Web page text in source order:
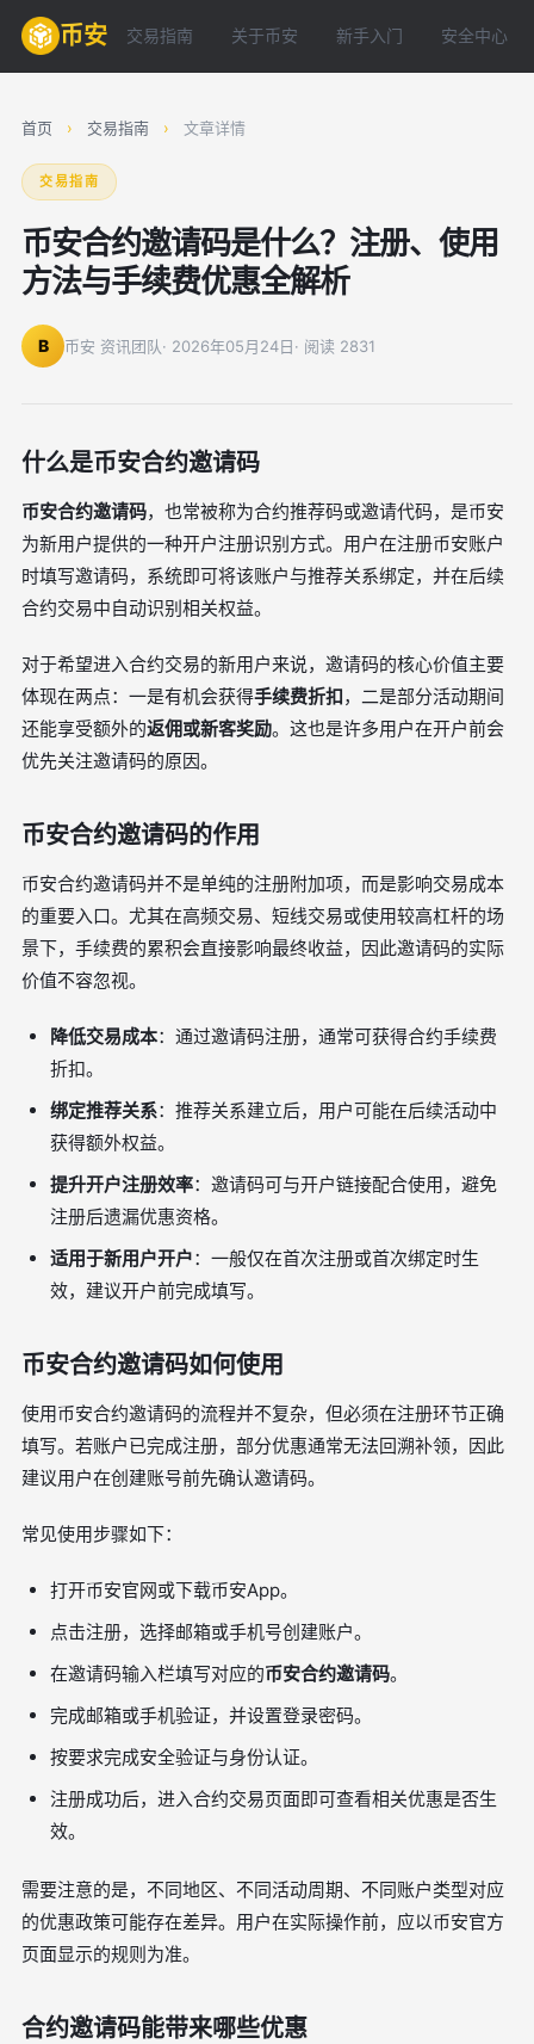
币安 交易指南 关于币安 新手入门 安全中心
首页 › 交易指南 › 文章详情
交易指南
币安合约邀请码是什么？注册、使用
方法与手续费优惠全解析
B 币安 资讯团队· 2026年05月24日· 阅读 2831
什么是币安合约邀请码
币安合约邀请码，也常被称为合约推荐码或邀请代码，是币安
为新用户提供的一种开户注册识别方式。用户在注册币安账户
时填写邀请码，系统即可将该账户与推荐关系绑定，并在后续
合约交易中自动识别相关权益。
对于希望进入合约交易的新用户来说，邀请码的核心价值主要
体现在两点：一是有机会获得手续费折扣，二是部分活动期间
还能享受额外的返佣或新客奖励。这也是许多用户在开户前会
优先关注邀请码的原因。
币安合约邀请码的作用
币安合约邀请码并不是单纯的注册附加项，而是影响交易成本
的重要入口。尤其在高频交易、短线交易或使用较高杠杆的场
景下，手续费的累积会直接影响最终收益，因此邀请码的实际
价值不容忽视。
降低交易成本：通过邀请码注册，通常可获得合约手续费
折扣。
绑定推荐关系：推荐关系建立后，用户可能在后续活动中
获得额外权益。
提升开户注册效率：邀请码可与开户链接配合使用，避免
注册后遗漏优惠资格。
适用于新用户开户：一般仅在首次注册或首次绑定时生
效，建议开户前完成填写。
币安合约邀请码如何使用
使用币安合约邀请码的流程并不复杂，但必须在注册环节正确
填写。若账户已完成注册，部分优惠通常无法回溯补领，因此
建议用户在创建账号前先确认邀请码。
常见使用步骤如下：
打开币安官网或下载币安App。
点击注册，选择邮箱或手机号创建账户。
在邀请码输入栏填写对应的币安合约邀请码。
完成邮箱或手机验证，并设置登录密码。
按要求完成安全验证与身份认证。
注册成功后，进入合约交易页面即可查看相关优惠是否生
效。
需要注意的是，不同地区、不同活动周期、不同账户类型对应
的优惠政策可能存在差异。用户在实际操作前，应以币安官方
页面显示的规则为准。
合约邀请码能带来哪些优惠